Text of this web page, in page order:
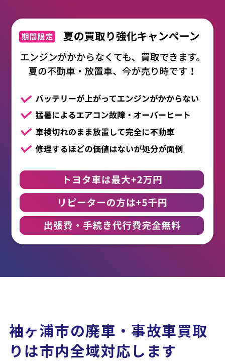
袖ヶ浦市の廃車・事故車買取
りは市内全域対応します